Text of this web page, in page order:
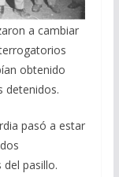
a cambiar
obtenido
detenidos.
pasó a estar
pasillo.